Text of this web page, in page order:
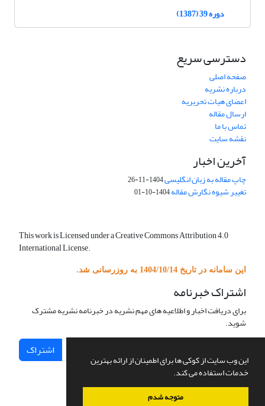
این وب سایت از کوکی ها برای اطمینان از ارائه بهترین
خدمات استفاده می کند.
متوجه شدم
دوره 39 (1387)
دسترسی سریع
صفحه اصلی
درباره نشریه
اعضای هیات تحریریه
ارسال مقاله
تماس با ما
نقشه سایت
آخرین اخبار
چاپ مقاله به زبان انگلیسی1404-11-26
تغییر شیوه نگارش مقاله1404-10-01
This work is Licensed under a Creative Commons Attribution 4.0
International License.
این سامانه در تاریخ 1404/10/14 به روزرسانی شد.
اشتراک خبرنامه
برای دریافت اخبار و اطلاعیه های مهم نشریه در خبرنامه نشریه مشترک
شوید.
اشتراک